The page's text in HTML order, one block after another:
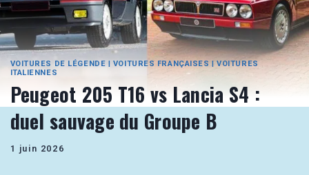
VOITURES DE LÉGENDE | VOITURES FRANÇAISES |VOITURES
ITALIENNES
Peugeot 205 T16 vs Lancia S4 :
duel sauvage du Groupe B
1 juin 2026